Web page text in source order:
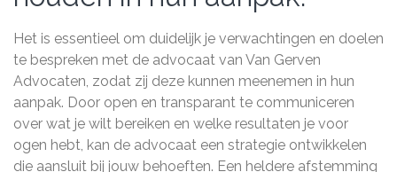
Het is essentieel om duidelijk je verwachtingen en doelen
te bespreken met de advocaat van Van Gerven
Advocaten, zodat zij deze kunnen meenemen in hun
aanpak. Door open en transparant te communiceren
over wat je wilt bereiken en welke resultaten je voor
ogen hebt, kan de advocaat een strategie ontwikkelen
die aansluit bij jouw behoeften. Een heldere afstemming